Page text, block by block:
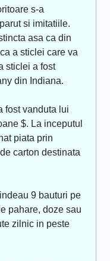
s-a
si imitatiile.
asa ca din
a sticlei care va
sticlei a fost
din Indiana.
fost vanduta lui
$. La inceputul
piata prin
carton destinata
9 bauturi pe
pahare, doze sau
zilnic in peste